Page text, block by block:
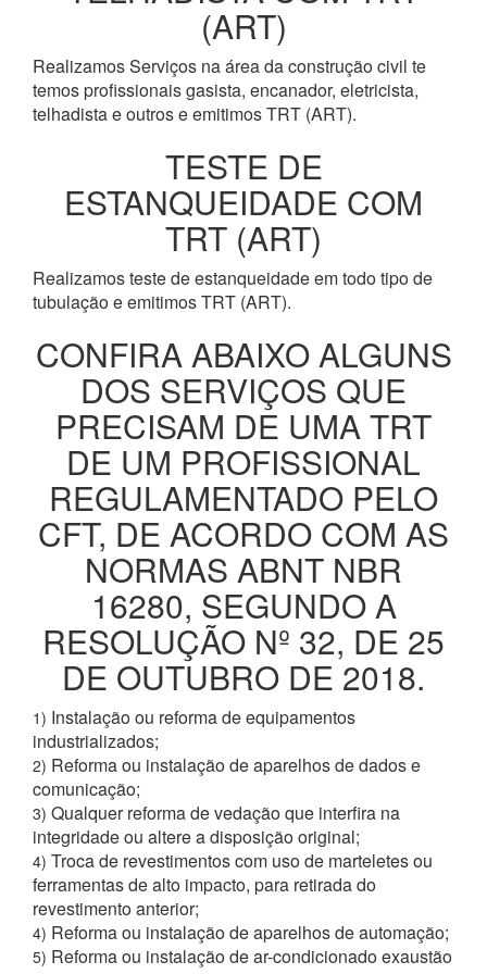
(ART)
Realizamos Serviços na área da construção civil te
temos profissionais gasista, encanador, eletricista,
telhadista e outros e emitimos TRT (ART).
TESTE DE
ESTANQUEIDADE COM
TRT (ART)
Realizamos teste de estanqueidade em todo tipo de
tubulação e emitimos TRT (ART).
CONFIRA ABAIXO ALGUNS
DOS SERVIÇOS QUE
PRECISAM DE UMA TRT
DE UM PROFISSIONAL
REGULAMENTADO PELO
CFT, DE ACORDO COM AS
NORMAS ABNT NBR
16280, SEGUNDO A
RESOLUÇÃO Nº 32, DE 25
DE OUTUBRO DE 2018.
1) Instalação ou reforma de equipamentos
industrializados;
2) Reforma ou instalação de aparelhos de dados e
comunicação;
3) Qualquer reforma de vedação que interfira na
integridade ou altere a disposição original;
4) Troca de revestimentos com uso de marteletes ou
ferramentas de alto impacto, para retirada do
revestimento anterior;
4) Reforma ou instalação de aparelhos de automação;
5) Reforma ou instalação de ar-condicionado exaustão